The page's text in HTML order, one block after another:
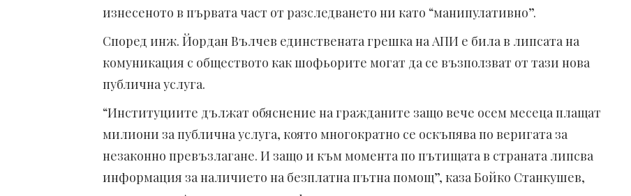
изнесеното в първата част от разследването ни като “манипулативно”.
Според инж. Йордан Вълчев единствената грешка на АПИ е била в липсата на
комуникация с обществото как шофьорите могат да се възползват от тази нова
публична услуга.
“Институциите дължат обяснение на гражданите защо вече осем месеца плащат
милиони за публична услуга, която многократно се oскъпява по веригата за
незаконно превъзлагане. И защо и към момента по пътищата в страната липсва
информация за наличието на безплатна пътна помощ”, каза Бойко Станкушев,